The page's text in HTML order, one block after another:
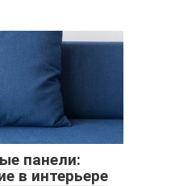
панели:
в интерьере